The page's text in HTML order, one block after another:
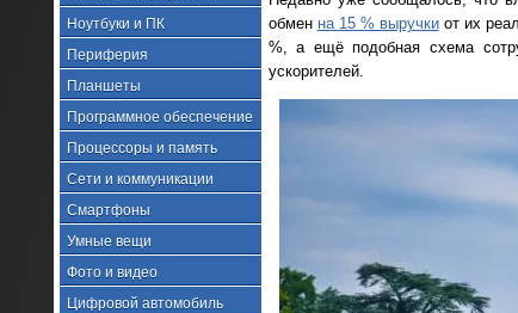
Ноутбуки и ПК
Периферия
Планшеты
Программное обеспечение
Процессоры и память
Сети и коммуникации
Смартфоны
Умные вещи
Фото и видео
Цифровой автомобиль
обмен на 15 % выручкиот их
%, а ещё подобная схема
ускорителей.